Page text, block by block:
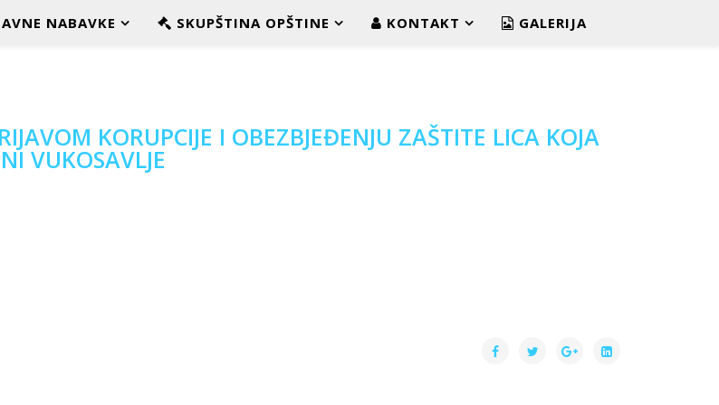
NABAVKE SKUPŠTINA OPŠTINE KONTAKT GALERIJA
KORUPCIJE I OBEZBJEĐENJU ZAŠTITE LICA KOJA
VUKOSAVLJE